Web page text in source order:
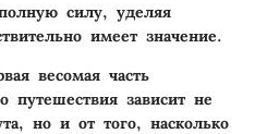
силу, уделяя
имеет значение.
весомая часть
путешествия зависит не
но и от того, насколько